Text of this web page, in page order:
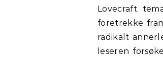
Lovecraft
foretrekke
radikalt
leseren